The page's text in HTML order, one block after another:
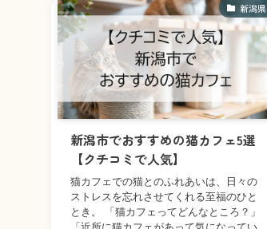
新潟県
新潟市でおすすめの猫カフェ5選
【クチコミで人気】
猫カフェでの猫とのふれあいは、日々の
ストレスを忘れさせてくれる至福のひと
とき。 「猫カフェってどんなところ？」